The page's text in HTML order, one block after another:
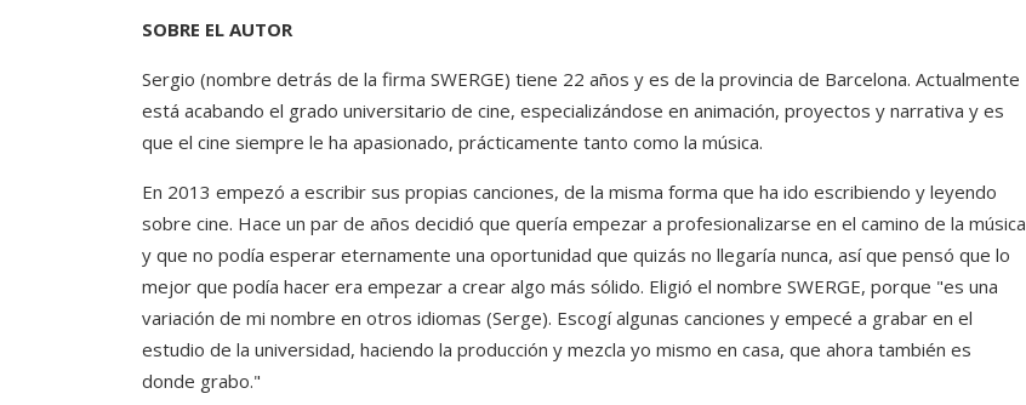
SOBRE EL AUTOR
Sergio (nombre detrás de la firma SWERGE) tiene 22 años y es de la provincia de Barcelona. Actualmente
está acabando el grado universitario de cine, especializándose en animación, proyectos y narrativa y es
que el cine siempre le ha apasionado, prácticamente tanto como la música.
En 2013 empezó a escribir sus propias canciones, de la misma forma que ha ido escribiendo y leyendo
sobre cine. Hace un par de años decidió que quería empezar a profesionalizarse en el camino de la música
y que no podía esperar eternamente una oportunidad que quizás no llegaría nunca, así que pensó que lo
mejor que podía hacer era empezar a crear algo más sólido. Eligió el nombre SWERGE, porque "es una
variación de mi nombre en otros idiomas (Serge). Escogí algunas canciones y empecé a grabar en el
estudio de la universidad, haciendo la producción y mezcla yo mismo en casa, que ahora también es
donde grabo."